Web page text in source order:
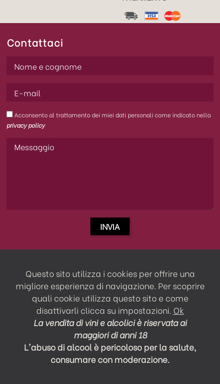
Contattaci
Acconsento al trattamento dei miei dati personali come indicato nella
privacy policy
Questo sito utilizza i cookies per offrire una
migliore esperienza di navigazione. Per scoprire
quali cookie utilizza questo sito e come
disattivarli clicca su impostazioni. Ok
La vendita di vini e alcolici è riservata ai
maggiori di anni 18
L'abuso di alcool è pericoloso per la salute,
consumare con moderazione.